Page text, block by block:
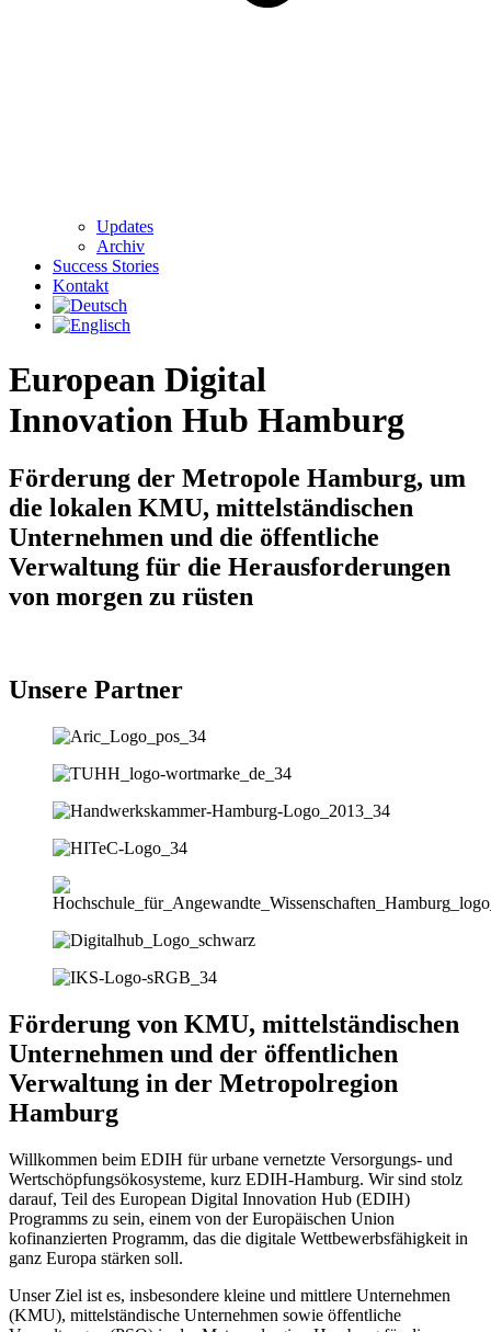
Updates
Archiv
Success Stories
Kontakt
European Digital
Innovation Hub Hamburg
Förderung der Metropole Hamburg, um
die lokalen KMU, mittelständischen
Unternehmen und die öffentliche
Verwaltung für die Herausforderungen
von morgen zu rüsten
Unsere Partner
Förderung von KMU, mittelständischen
Unternehmen und der öffentlichen
Verwaltung in der Metropolregion
Hamburg
Willkommen beim EDIH für urbane vernetzte Versorgungs- und
Wertschöpfungsökosysteme, kurz EDIH-Hamburg. Wir sind stolz
darauf, Teil des European Digital Innovation Hub (EDIH)
Programms zu sein, einem von der Europäischen Union
kofinanzierten Programm, das die digitale Wettbewerbsfähigkeit in
ganz Europa stärken soll.
Unser Ziel ist es, insbesondere kleine und mittlere Unternehmen
(KMU), mittelständische Unternehmen sowie öffentliche